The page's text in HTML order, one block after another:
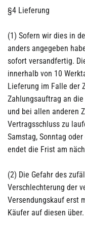
§4 Lieferung
(1) Sofern wir dies in
anders angegeben
sofort versandfertig.
innerhalb von 10
Lieferung im Falle der
Zahlungsauftrag an
und bei allen anderen
Vertragsschluss zu
Samstag, Sonntag
endet die Frist am
(2) Die Gefahr des
Verschlechterung der
Versendungskauf erst
Käufer auf diesen über.